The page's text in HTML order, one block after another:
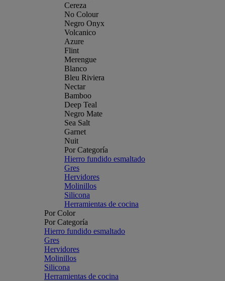
Cereza
No Colour
Negro Onyx
Volcanico
Azure
Flint
Merengue
Blanco
Bleu Riviera
Nectar
Bamboo
Deep Teal
Negro Mate
Sea Salt
Garnet
Nuit
Por Categoría
Hierro fundido esmaltado
Gres
Hervidores
Molinillos
Silicona
Herramientas de cocina
Por Color
Por Categoría
Hierro fundido esmaltado
Gres
Hervidores
Molinillos
Silicona
Herramientas de cocina